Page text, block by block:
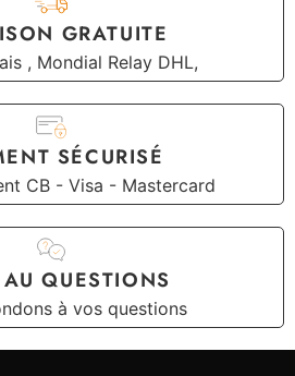
GRATUITE
, Mondial Relay DHL,
SÉCURISÉ
CB - Visa - Mastercard
QUESTIONS
à vos questions